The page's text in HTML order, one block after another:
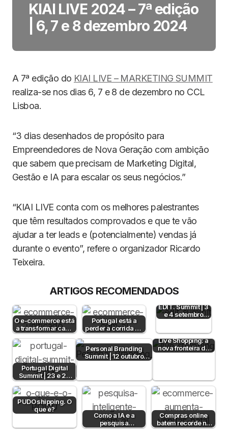
KIAI LIVE 2024 – 7ª edição
| 6, 7 e 8 dezembro 2024
A 7ª edição do KIAI LIVE – MARKETING SUMMIT
realiza-se nos dias 6, 7 e 8 de dezembro no CCL
Lisboa.
“3 dias desenhados de propósito para
Empreendedores de Nova Geração com ambição
que sabem que precisam de Marketing Digital,
Gestão e IA para escalar os seus negócios.”
“KIAI LIVE conta com os melhores palestrantes
que têm resultados comprovados e que te vão
ajudar a ter leads e (potencialmente) vendas já
durante o evento”, refere o organizador Ricardo
Teixeira.
ARTIGOS RECOMENDADOS
O e-commerce está
a transformar cada
conteúdo num
ponto de venda
Portugal está a
perder a corrida da
IA no e-commerce
— mas…
EDIT. Summit | 3
e 4 setembro
2024
Portugal Digital
Summit | 23 e 24
de outubro 2024
Personal Branding
Summit | 12 outubro
2024
Live Shopping: a
nova fronteira do
e-commerce
PUDO shipping. O
que é?
Como a IA e a
pesquisa
Compras online
batem recorde no